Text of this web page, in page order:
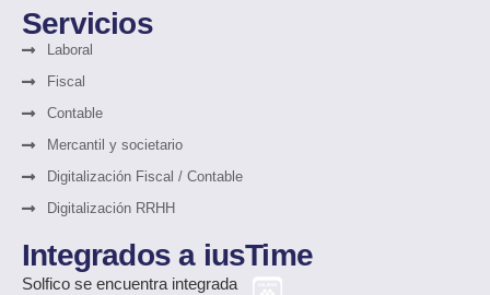
Servicios
Laboral
Fiscal
Contable
Mercantil y societario
Digitalización Fiscal / Contable
Digitalización RRHH
Integrados a iusTime
Solfico se encuentra integrada